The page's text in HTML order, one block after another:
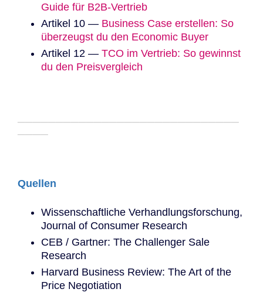
Guide für B2B-Vertrieb
Artikel 10 — Business Case erstellen: So
überzeugst du den Economic Buyer
Artikel 12 — TCO im Vertrieb: So gewinnst
du den Preisvergleich
─────────────────────────────
────
Quellen
Wissenschaftliche Verhandlungsforschung,
Journal of Consumer Research
CEB / Gartner: The Challenger Sale
Research
Harvard Business Review: The Art of the
Price Negotiation